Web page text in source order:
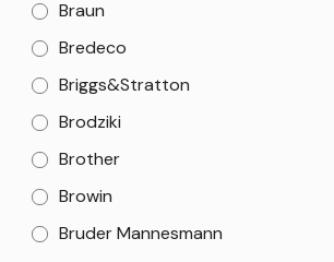
Braun
Bredeco
Briggs&Stratton
Brodziki
Brother
Browin
Bruder Mannesmann